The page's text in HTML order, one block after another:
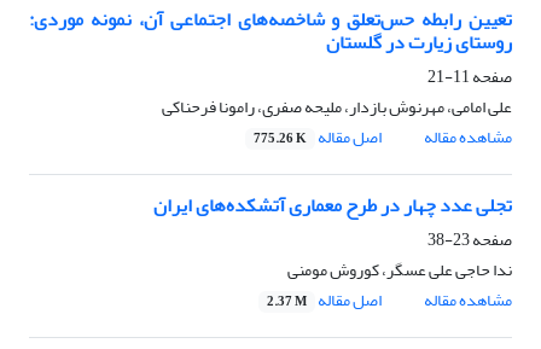
تعیین رابطه حس‌تعلق و شاخصه‌های اجتماعی آن، نمونه موردی:
روستای زیارت در گلستان
صفحه11-21
علی امامی، مهرنوش بازدار، ملیحه صفری، رامونا فرحناکی
مشاهده مقاله
اصل مقاله 775.26 K
تجلی عدد چهار در طرح معماری آتشکده‌های ایران
صفحه23-38
ندا حاجی‌ علی عسگر، کوروش مومنی
مشاهده مقاله
اصل مقاله 2.37 M